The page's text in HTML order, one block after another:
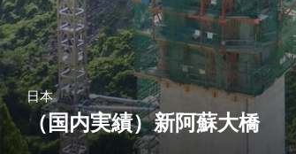
日本
（国内実績）新阿蘇大橋